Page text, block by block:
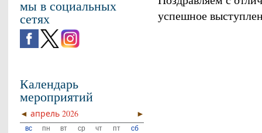
успешное
мы в социальных
сетях
Календарь
мероприятий
◄ ►
апрель 2026
вс пн вт ср чт пт
сб